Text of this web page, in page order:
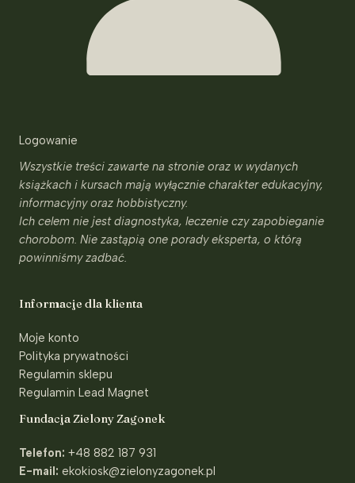
Logowanie
Wszystkie treści zawarte na stronie oraz w wydanych
książkach i kursach mają wyłącznie charakter edukacyjny,
informacyjny oraz hobbistyczny.
Ich celem nie jest diagnostyka, leczenie czy zapobieganie
chorobom. Nie zastąpią one porady eksperta, o którą
powinniśmy zadbać.
Informacje dla klienta
Moje konto
Polityka prywatności
Regulamin sklepu
Regulamin Lead Magnet
Fundacja Zielony Zagonek
Telefon: +48 882 187 931
E-mail: ekokiosk@zielonyzagonek.pl